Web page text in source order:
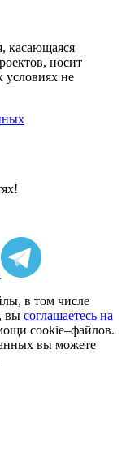
касающаяся
носит
не
в том числе
вы соглашаетесь на
cookie–файлов.
вы можете